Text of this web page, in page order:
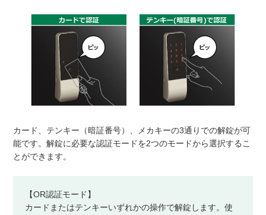
カード、テンキー（暗証番号）、メカキーの3通りでの解錠が可
能です。解錠に必要な認証モードを2つのモードから選択するこ
とができます。
【OR認証モード】
カードまたはテンキーいずれかの操作で解錠します。使